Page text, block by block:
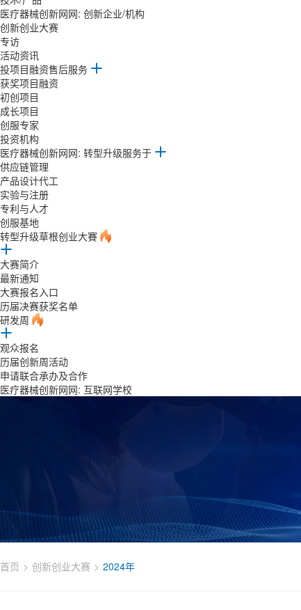
医疗器械创新网网: 创新企业/机构
创新创业大赛
专访
活动资讯
投项目融资售后服务
获奖项目融资
初创项目
成长项目
创服专家
投资机构
医疗器械创新网网: 转型升级服务于
供应链管理
产品设计代工
实验与注册
专利与人才
创服基地
转型升级草根创业大賽
大赛简介
最新通知
大赛报名入口
历届决赛获奖名单
研发周
观众报名
历届创新周活动
申请联合承办及合作
医疗器械创新网网: 互联网学校
首页 创新创业大赛 2024年